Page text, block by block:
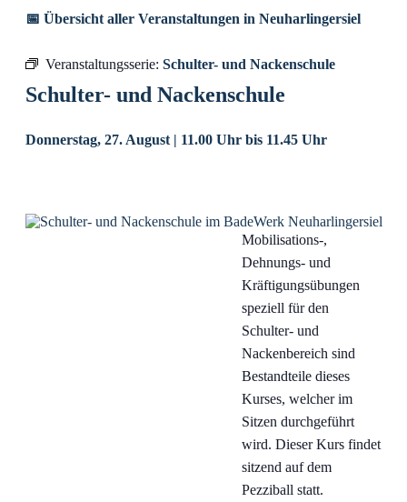
📅 Übersicht aller Veranstaltungen in Neuharlingersiel
Veranstaltungsserie: Schulter- und Nackenschule
Schulter- und Nackenschule
Donnerstag, 27. August | 11.00 Uhr bis 11.45 Uhr
Mobilisations-,
Dehnungs- und
Kräftigungsübungen
speziell für den
Schulter- und
Nackenbereich sind
Bestandteile dieses
Kurses, welcher im
Sitzen durchgeführt
wird. Dieser Kurs findet
sitzend auf dem
Pezziball statt.